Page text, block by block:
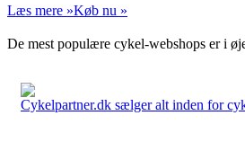
Læs mere »Køb nu »
De mest populære cykel-webshops er i
Cykelpartner.dk sælger alt inden for